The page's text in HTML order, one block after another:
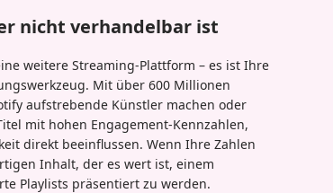
nicht verhandelbar ist
weitere Streaming-Plattform – es ist Ihre
Mit über 600 Millionen
aufstrebende Künstler machen oder
mit hohen Engagement-Kennzahlen,
direkt beeinflussen. Wenn Ihre Zahlen
Inhalt, der es wert ist, einem
Playlists präsentiert zu werden.